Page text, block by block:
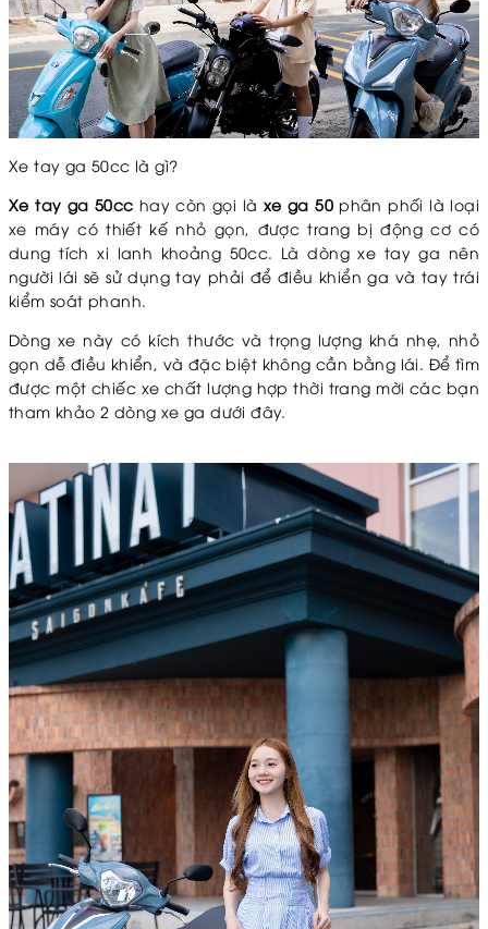
Xe tay ga 50cc là gì?
Xe tay ga 50cc hay còn gọi là xe ga 50phân phối là loại
xe máy có thiết kế nhỏ gọn, được trang bị động cơ có
dung tích xi lanh khoảng 50cc. Là dòng xe tay ga nên
người lái sẽ sử dụng tay phải để điều khiển ga và tay trái
kiểm soát phanh.
Dòng xe này có kích thước và trọng lượng khá nhẹ, nhỏ
gọn dễ điều khiển, và đặc biệt không cần bằng lái. Để tìm
được một chiếc xe chất lượng hợp thời trang mời các bạn
tham khảo 2 dòng xe ga dưới đây.